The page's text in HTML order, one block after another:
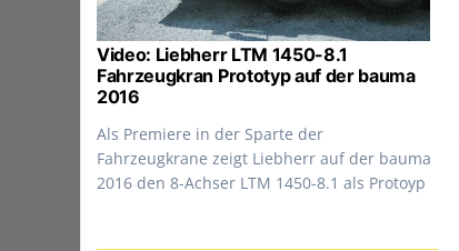
Video: Liebherr LTM 1450-8.1
Fahrzeugkran Prototyp auf der bauma
2016
Als Premiere in der Sparte der
Fahrzeugkrane zeigt Liebherr auf der bauma
2016 den 8-Achser LTM 1450-8.1 als Protoyp